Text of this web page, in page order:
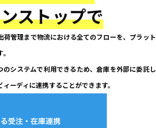
ストップで
荷管理まで物流における全てのフローを、プラット
のシステムで利用できるため、倉庫を外部に委託し
ーディに連携することができます。